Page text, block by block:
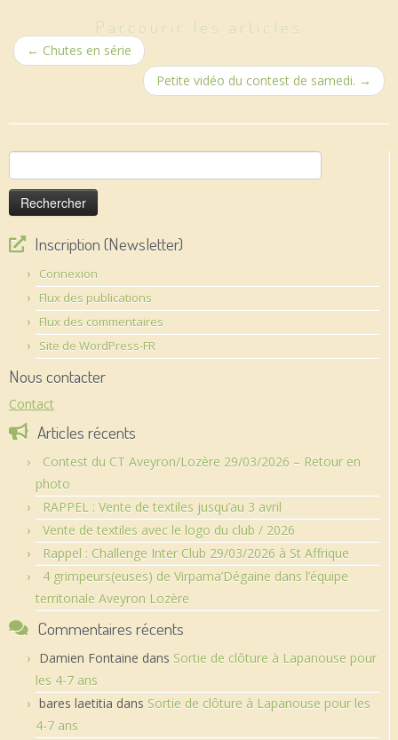
Parcourir les articles
← Chutes en série
Petite vidéo du contest de samedi. →
Rechercher :
Inscription (Newsletter)
Connexion
Flux des publications
Flux des commentaires
Site de WordPress-FR
Nous contacter
Contact
Articles récents
Contest du CT Aveyron/Lozère 29/03/2026 – Retour en
photo
RAPPEL : Vente de textiles jusqu’au 3 avril
Vente de textiles avec le logo du club / 2026
Rappel : Challenge Inter Club 29/03/2026 à St Affrique
4 grimpeurs(euses) de Virpama’Dégaine dans l’équipe
territoriale Aveyron Lozère
Commentaires récents
Damien Fontaine dans Sortie de clôture à Lapanouse pour
les 4-7 ans
bares laetitia dans Sortie de clôture à Lapanouse pour les
4-7 ans